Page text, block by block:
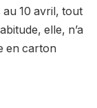
10 avril, tout
elle, n’a
en carton